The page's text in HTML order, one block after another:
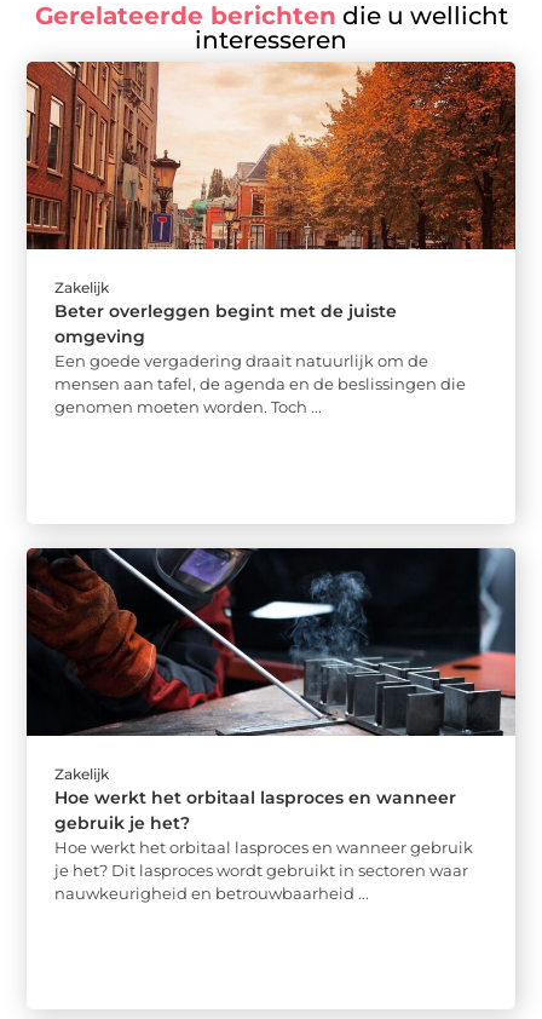
Gerelateerde berichten die u wellicht
interesseren
Zakelijk
Beter overleggen begint met de juiste
omgeving
Een goede vergadering draait natuurlijk om de
mensen aan tafel, de agenda en de beslissingen die
genomen moeten worden. Toch ...
Zakelijk
Hoe werkt het orbitaal lasproces en wanneer
gebruik je het?
Hoe werkt het orbitaal lasproces en wanneer gebruik
je het? Dit lasproces wordt gebruikt in sectoren waar
nauwkeurigheid en betrouwbaarheid ...